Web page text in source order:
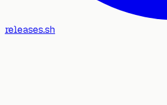
releases.sh